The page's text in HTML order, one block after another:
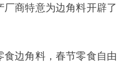
商特意为边角料开辟了
边角料，春节零食自由